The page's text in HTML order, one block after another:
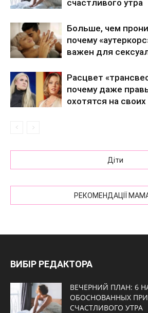
счастливого утра
Больше, чем
почему
важен для
Расцвет
почему даже
охотятся на своих
Діти
РЕКОМЕНДАЦІЇ
ВИБІР РЕДАКТОРА
ВЕЧЕРНИЙ ПЛАН: 6
ОБОСНОВАННЫХ
СЧАСТЛИВОГО УТРА